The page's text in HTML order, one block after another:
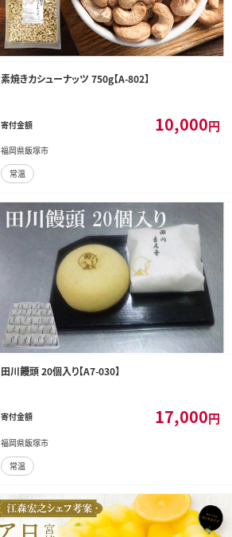
素焼きカシューナッツ 750g【A-802】
寄付金額 10,000円
福岡県飯塚市
常温
田川饅頭 20個入り【A7-030】
寄付金額 17,000円
福岡県飯塚市
常温